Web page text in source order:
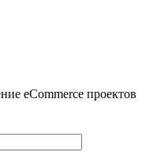
eCommerce проектов